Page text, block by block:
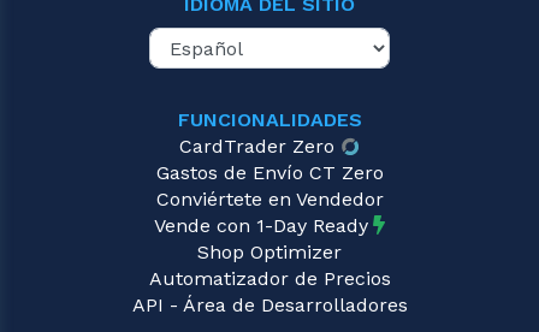
FUNCIONALIDADES
CardTrader Zero
Gastos de Envío CT Zero
Conviértete en Vendedor
Vende con 1-Day Ready
Shop Optimizer
Automatizador de Precios
API - Área de Desarrolladores